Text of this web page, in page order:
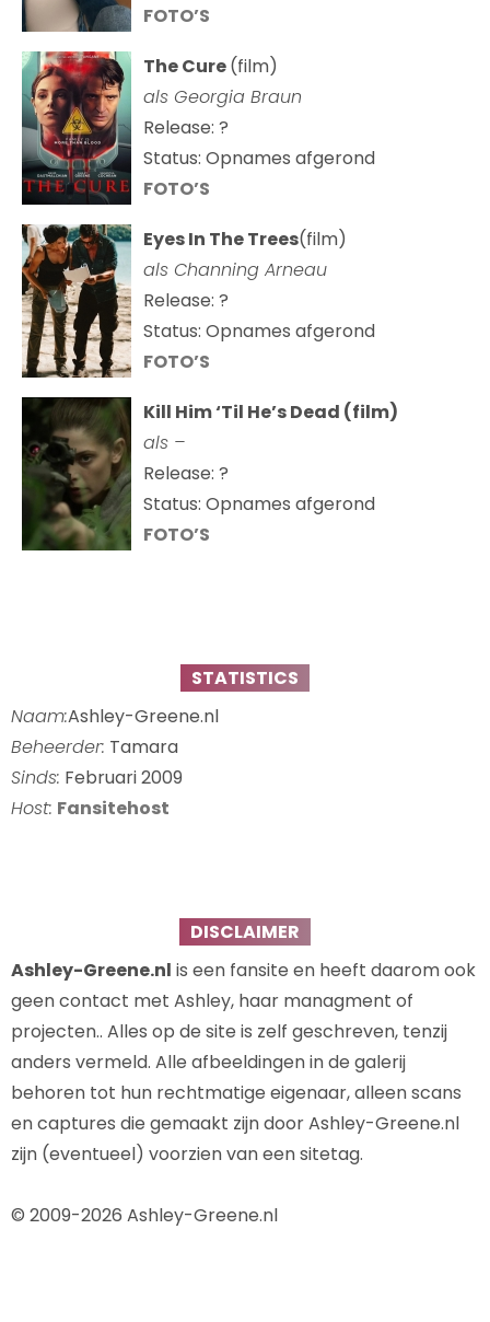
FOTO’S
The Cure(film)
als Georgia Braun
Release: ?
Status: Opnames afgerond
FOTO’S
Eyes In The Trees(film)
als Channing Arneau
Release: ?
Status: Opnames afgerond
FOTO’S
Kill Him ‘Til He’s Dead (film)
als –
Release: ?
Status: Opnames afgerond
FOTO’S
STATISTICS
Naam:Ashley-Greene.nl
Beheerder: Tamara
Sinds: Februari 2009
Host: Fansitehost
DISCLAIMER
Ashley-Greene.nl is een fansite en heeft daarom ook
geen contact met Ashley, haar managment of
projecten.. Alles op de site is zelf geschreven, tenzij
anders vermeld. Alle afbeeldingen in de galerij
behoren tot hun rechtmatige eigenaar, alleen scans
en captures die gemaakt zijn door Ashley-Greene.nl
zijn (eventueel) voorzien van een sitetag.
© 2009-2026 Ashley-Greene.nl